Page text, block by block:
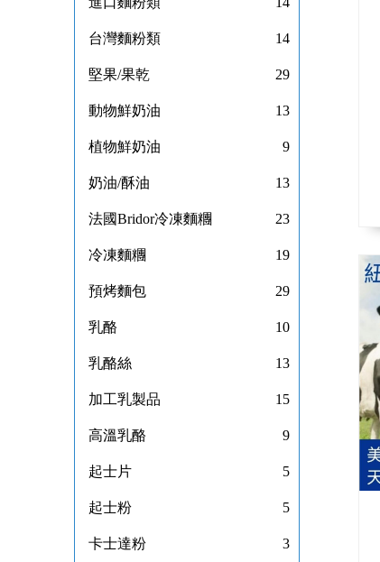
台灣麵粉類 14
堅果/果乾 29
動物鮮奶油 13
植物鮮奶油 9
奶油/酥油 13
法國Bridor冷凍麵糰 23
冷凍麵糰 19
預烤麵包 29
乳酪 10
乳酪絲 13
加工乳製品 15
高溫乳酪 9
起士片 5
起士粉 5
卡士達粉 3